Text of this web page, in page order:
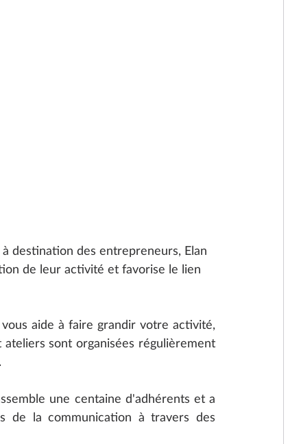
destination des entrepreneurs, Elan
de leur activité et favorise le lien
aide à faire grandir votre activité,
sont organisées régulièrement
une centaine d'adhérents et a
de la communication à travers des